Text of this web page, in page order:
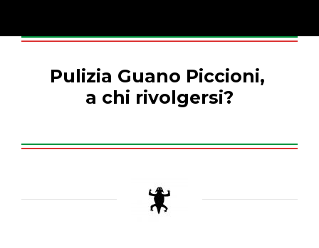
Pulizia Guano Piccioni,
a chi rivolgersi?